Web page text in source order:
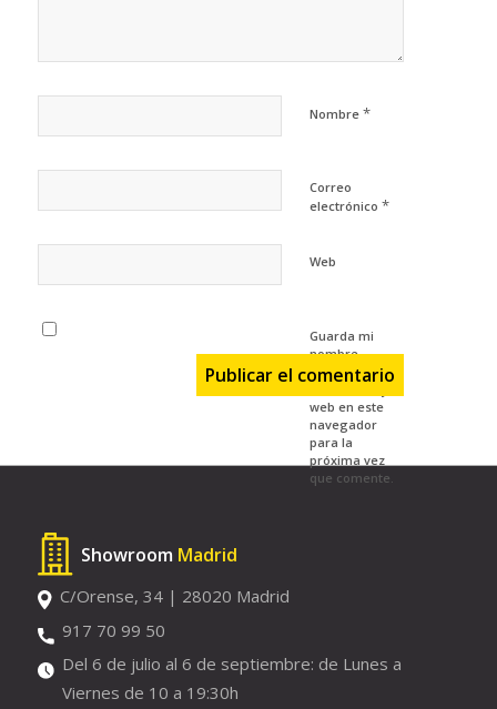
Nombre *
Correo
electrónico *
Web
Guarda mi
nombre,
correo
web en este
navegador
para la
próxima vez
que comente.
Showroom Madrid
C/Orense, 34 | 28020 Madrid
917 70 99 50
Del 6 de julio al 6 de septiembre: de Lunes a
Viernes de 10 a 19:30h